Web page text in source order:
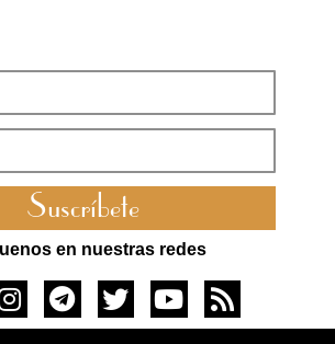
Suscríbete
en nuestras redes